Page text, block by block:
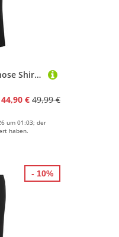
JOY Damen Trainingshose Shirley Wellness Pants
44,90 € 49,99 €
um 01:03; der
haben.
- 10%